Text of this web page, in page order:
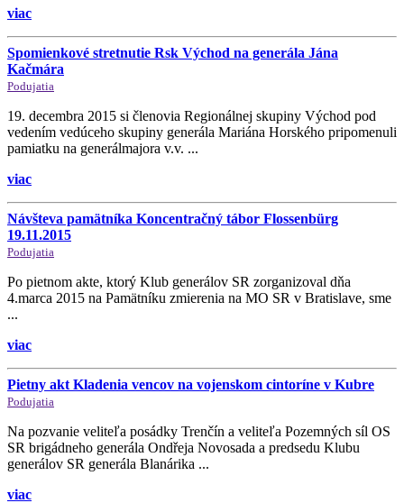
viac
Spomienkové stretnutie Rsk Východ na generála Jána
Kačmára
Podujatia
19. decembra 2015 si členovia Regionálnej skupiny Východ pod
vedením vedúceho skupiny generála Mariána Horského pripomenuli
pamiatku na generálmajora v.v. ...
viac
Návšteva pamätníka Koncentračný tábor Flossenbürg
19.11.2015
Podujatia
Po pietnom akte, ktorý Klub generálov SR zorganizoval dňa
4.marca 2015 na Pamätníku zmierenia na MO SR v Bratislave, sme
...
viac
Pietny akt Kladenia vencov na vojenskom cintoríne v Kubre
Podujatia
Na pozvanie veliteľa posádky Trenčín a veliteľa Pozemných síl OS
SR brigádneho generála Ondřeja Novosada a predsedu Klubu
generálov SR generála Blanárika ...
viac